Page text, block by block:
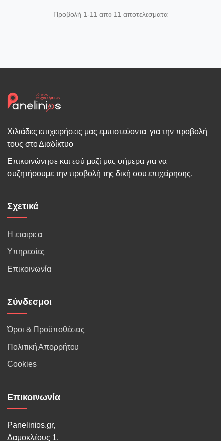
Προβολή 1-11 από 11 αποτελέσματα
Χιλιάδες επιχειρήσεις μας εμπιστεύονται για την προβολή
τους στο Διαδίκτυο.
Επικοινώνησε και εσύ μαζί μας σήμερα για να
συζητήσουμε την προβολή της δική σου επιχείρησης.
Σχετικά
Η εταιρεία
Υπηρεσίες
Επικοινωνία
Σύνδεσμοι
Όροι & Προϋποθέσεις
Πολιτική Απορρήτου
Cookies
Επικοινωνία
Panelinios.gr,
Δαμοκλέους 1,